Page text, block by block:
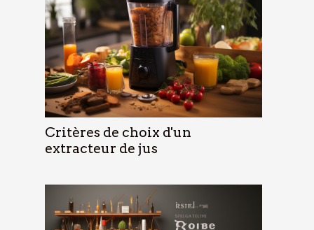
Critères de choix d'un
extracteur de jus